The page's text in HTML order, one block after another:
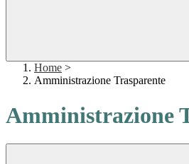
Home >
Amministrazione Trasparente
Amministrazione